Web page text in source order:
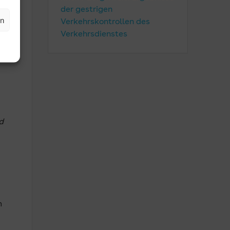
der gestrigen
Verkehrskontrollen des
Verkehrsdienstes